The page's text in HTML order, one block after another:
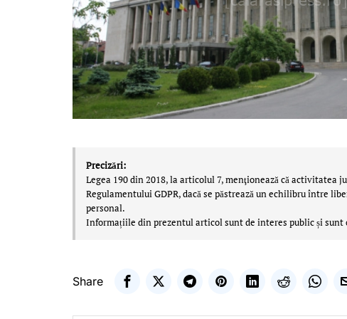
Precizări:
Legea 190 din 2018, la articolul 7, menţionează că activitatea
Regulamentului GDPR, dacă se păstrează un echilibru între
personal.
Informațiile din prezentul articol sunt de interes public și sunt
Share